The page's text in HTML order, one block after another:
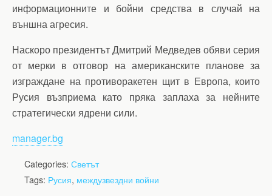
информационните и бойни средства в случай на
външна агресия.
Наскоро президентът Дмитрий Медведев обяви серия
от мерки в отговор на американските планове за
изграждане на противоракетен щит в Европа, които
Русия възприема като пряка заплаха за нейните
стратегически ядрени сили.
manager.bg
Categories: Светът
Tags: Русия, междузвездни войни